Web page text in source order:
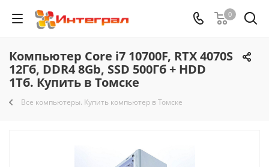
0
Компьютер Core i7 10700F, RTX 4070S
12Гб, DDR4 8Gb, SSD 500Гб + HDD
1Тб. Купить в Томске
Все компьютеры. Купить компьютер в Томске